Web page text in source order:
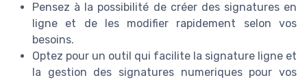
Pensez à la possibilité de créer des signatures en
ligne et de les modifier rapidement selon vos
besoins.
Optez pour un outil qui facilite la signature ligne et
la gestion des signatures numeriques pour vos